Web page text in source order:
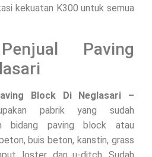
kekuatan K300 untuk semua
Paving
Block Di Neglasari –
pabrik yang sudah
bidang paving block atau
buis beton, kanstin, grass
loster, dan u-ditch. Sudah